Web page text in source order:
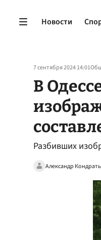
Новости
7 сентября 2024 14:01
В
Разбивших
Александр